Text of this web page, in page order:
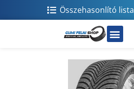
Összehasonlító lista